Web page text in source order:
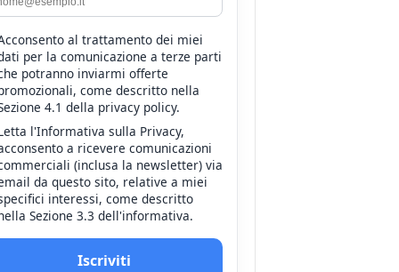
al trattamento dei miei
per la comunicazione a terze parti
potranno inviarmi offerte
come descritto nella
4.1 della privacy policy.
l'Informativa sulla Privacy,
a ricevere comunicazioni
(inclusa la newsletter) via
da questo sito, relative a miei
interessi, come descritto
Sezione 3.3 dell'informativa.
Iscriviti